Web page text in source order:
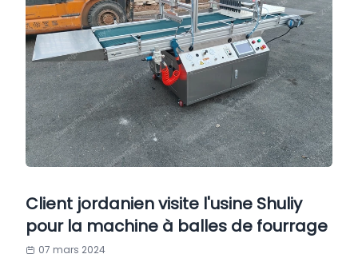
Client jordanien visite l'usine Shuliy
pour la machine à balles de fourrage
07 mars 2024